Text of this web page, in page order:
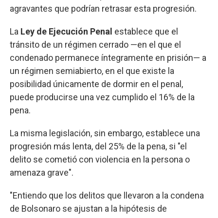
agravantes que podrían retrasar esta progresión.
La Ley de Ejecución Penal establece que el
tránsito de un régimen cerrado —en el que el
condenado permanece íntegramente en prisión— a
un régimen semiabierto, en el que existe la
posibilidad únicamente de dormir en el penal,
puede producirse una vez cumplido el 16% de la
pena.
La misma legislación, sin embargo, establece una
progresión más lenta, del 25% de la pena, si "el
delito se cometió con violencia en la persona o
amenaza grave".
"Entiendo que los delitos que llevaron a la condena
de Bolsonaro se ajustan a la hipótesis de